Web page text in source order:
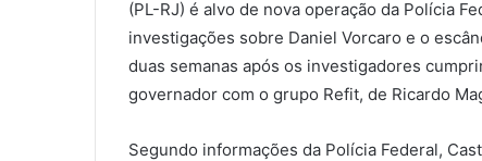
(PL-RJ) é alvo de nova operação da Polícia
investigações sobre Daniel Vorcaro e o
duas semanas após os investigadores
governador com o grupo Refit, de Ricardo
Segundo informações da Polícia Federal,